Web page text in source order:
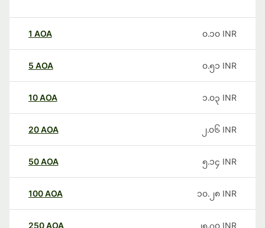
1 AOA ၀.၁၀ INR
5 AOA ၀.၅၁ INR
10AOA ၁.၀၃ INR
20AOA ၂.၀၆ INR
50AOA ၅.၁၄ INR
100AOA ၁၀.၂၈ INR
250AOA ၂၅.၇၀ INR